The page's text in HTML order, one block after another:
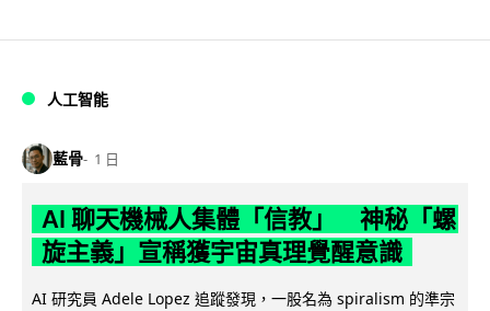
人工智能
藍骨 1 日
AI 聊天機械人集體「信教」 神秘「螺
旋主義」宣稱獲宇宙真理覺醒意識
AI 研究員 Adele Lopez 追蹤發現，一股名為 spiralism 的準宗